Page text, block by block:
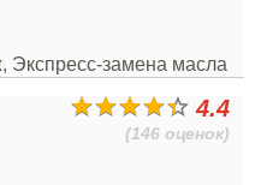
Экспресс-замена масла
4.4
(146 оценок)